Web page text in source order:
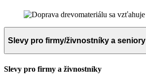
Slevy pro firmy/živnostníky a seniory
Slevy pro firmy a živnostníky